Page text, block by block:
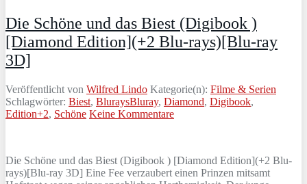
Die Schöne und das Biest (Digibook )
[Diamond Edition](+2 Blu-rays)[Blu-ray
3D]
Veröffentlicht von Wilfred Lindo Kategorie(n): Filme & Serien
Schlagwörter: Biest, BluraysBluray, Diamond, Digibook,
Edition+2, Schöne Keine Kommentare
Die Schöne und das Biest (Digibook ) [Diamond Edition](+2 Blu-
rays)[Blu-ray 3D] Eine Fee verzaubert einen Prinzen mitsamt